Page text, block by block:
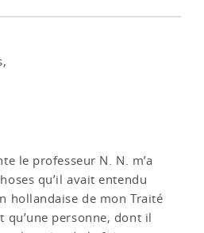
le professeur N. N. m’a
qu’il avait entendu
hollandaise de mon Traité
personne, dont il